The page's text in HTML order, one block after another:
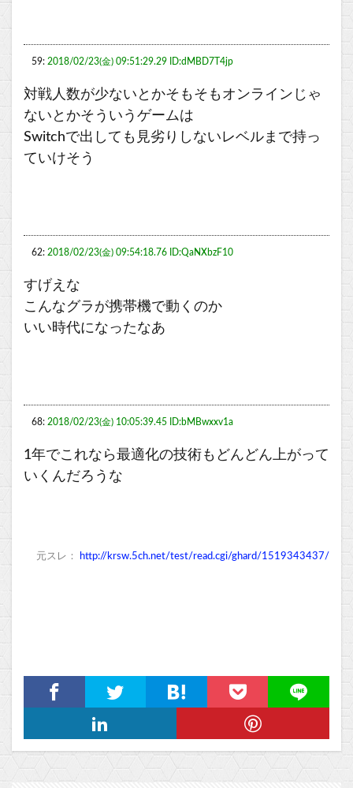
59: 2018/02/23(金) 09:51:29.29 ID:dMBD7T4jp
対戦人数が少ないとかそもそもオンラインじゃ
ないとかそういうゲームは
Switchで出しても見劣りしないレベルまで持っ
ていけそう
62: 2018/02/23(金) 09:54:18.76 ID:QaNXbzF10
すげえな
こんなグラが携帯機で動くのか
いい時代になったなあ
68: 2018/02/23(金) 10:05:39.45 ID:bMBwxxv1a
1年でこれなら最適化の技術もどんどん上がって
いくんだろうな
元スレ： http://krsw.5ch.net/test/read.cgi/ghard/1519343437/